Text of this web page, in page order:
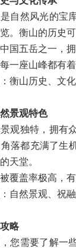
自然风光的宝
。衡山的历史
国五岳之一，
一座山峰都有
：衡山历史、文
景观特色
观独特，拥有
落都充满了生
天堂。
覆盖率极高，
：自然景观、祝
略
您需要了解一